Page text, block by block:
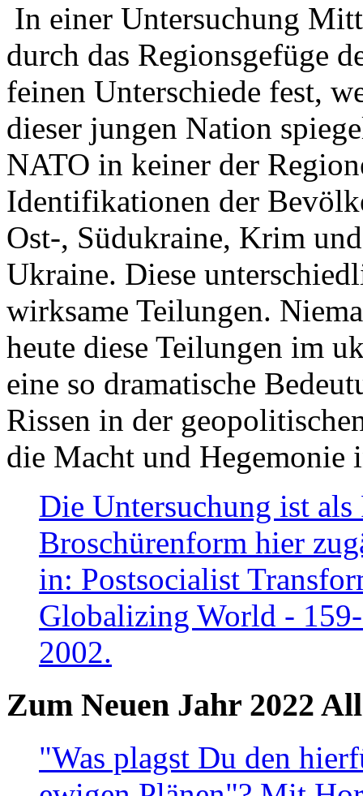
In einer Untersuchung
durch das Regionsgefüge
feinen Unterschiede fest,
dieser jungen Nation
NATO in keiner der
Identifikationen der
Ost-, Südukraine, Krim
Ukraine. Diese
wirksame Teilungen.
heute diese Teilungen im
eine so dramatische
Rissen in der
die Macht und Hegemonie
Die Untersuchung ist
Broschürenform hier
in: Postsocialist
Globalizing World -
2002.
Zum Neuen Jahr 2022
"Was plagst Du den